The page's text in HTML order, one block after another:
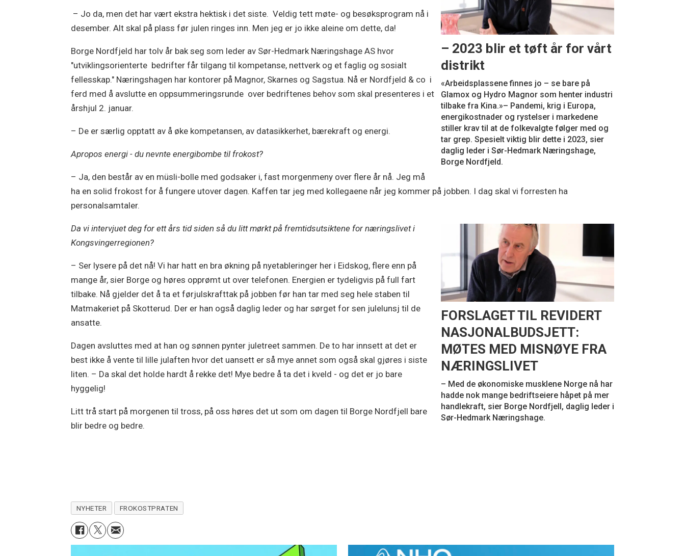
– 2023 blir et tøft år for vårt
distrikt
«Arbeidsplassene finnes jo – se bare på
Glamox og Hydro Magnor som henter industri
tilbake fra Kina.»– Pandemi, krig i Europa,
energikostnader og rystelser i markedene
stiller krav til at de folkevalgte følger med og
tar grep. Spesielt viktig blir dette i 2023, sier
daglig leder i Sør-Hedmark Næringshage,
Borge Nordfjeld.
– Jo da, men det har vært ekstra hektisk i det siste. Veldig tett møte- og besøksprogram nå i
desember. Alt skal på plass før julen ringes inn. Men jeg er jo ikke aleine om dette, da!
Borge Nordfjeld har tolv år bak seg som leder av Sør-Hedmark Næringshage AS hvor
"utviklingsorienterte bedrifter får tilgang til kompetanse, nettverk og et faglig og sosialt
fellesskap." Næringshagen har kontorer på Magnor, Skarnes og Sagstua. Nå er Nordfjeld & co i
ferd med å avslutte en oppsummeringsrunde over bedriftenes behov som skal presenteres i et
årshjul 2. januar.
– De er særlig opptatt av å øke kompetansen, av datasikkerhet, bærekraft og energi.
Apropos energi - du nevnte energibombe til frokost?
– Ja, den består av en müsli-bolle med godsaker i, fast morgenmeny over flere år nå. Jeg må
ha en solid frokost for å fungere utover dagen. Kaffen tar jeg med kollegaene når jeg kommer på jobben. I dag skal vi forresten ha
personalsamtaler.
FORSLAGET TIL REVIDERT
NASJONALBUDSJETT:
MØTES MED MISNØYE FRA
NÆRINGSLIVET
– Med de økonomiske musklene Norge nå har
hadde nok mange bedriftseiere håpet på mer
handlekraft, sier Borge Nordfjell, daglig leder i
Sør-Hedmark Næringshage.
Da vi intervjuet deg for ett års tid siden så du litt mørkt på fremtidsutsiktene for næringslivet i
Kongsvingerregionen?
– Ser lysere på det nå! Vi har hatt en bra økning på nyetableringer her i Eidskog, flere enn på
mange år, sier Borge og høres opprømt ut over telefonen. Energien er tydeligvis på full fart
tilbake. Nå gjelder det å ta et førjulskrafttak på jobben før han tar med seg hele staben til
Matmakeriet på Skotterud. Der er han også daglig leder og har sørget for sen julelunsj til de
ansatte.
Dagen avsluttes med at han og sønnen pynter juletreet sammen. De to har innsett at det er
best ikke å vente til lille julaften hvor det uansett er så mye annet som også skal gjøres i siste
liten. – Da skal det holde hardt å rekke det! Mye bedre å ta det i kveld - og det er jo bare
hyggelig!
Litt trå start på morgenen til tross, på oss høres det ut som om dagen til Borge Nordfjell bare
blir bedre og bedre.
NYHETER FROKOSTPRATEN